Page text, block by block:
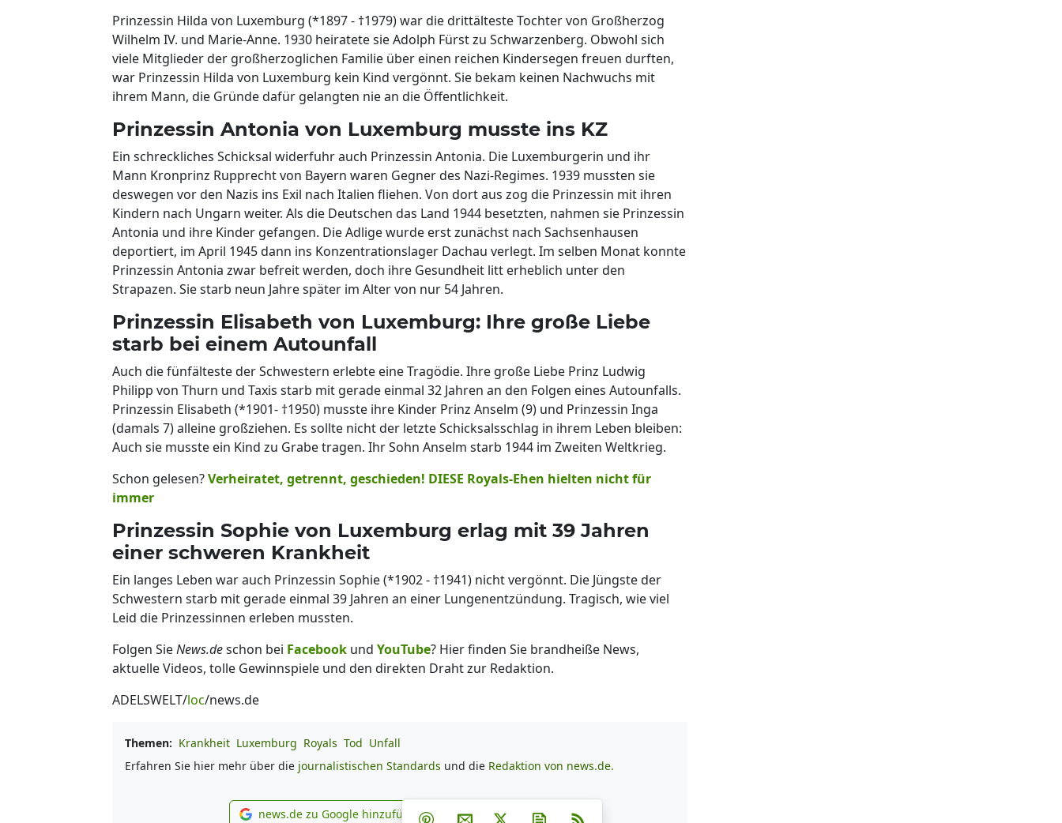
Prinzessin Hilda von Luxemburg (*1897 - †1979) war die drittälteste Tochter von Großherzog
Wilhelm IV. und Marie-Anne. 1930 heiratete sie Adolph Fürst zu Schwarzenberg. Obwohl sich
viele Mitglieder der großherzoglichen Familie über einen reichen Kindersegen freuen durften,
war Prinzessin Hilda von Luxemburg kein Kind vergönnt. Sie bekam keinen Nachwuchs mit
ihrem Mann, die Gründe dafür gelangten nie an die Öffentlichkeit.
Prinzessin Antonia von Luxemburg musste ins KZ
Ein schreckliches Schicksal widerfuhr auch Prinzessin Antonia. Die Luxemburgerin und ihr
Mann Kronprinz Rupprecht von Bayern waren Gegner des Nazi-Regimes. 1939 mussten sie
deswegen vor den Nazis ins Exil nach Italien fliehen. Von dort aus zog die Prinzessin mit ihren
Kindern nach Ungarn weiter. Als die Deutschen das Land 1944 besetzten, nahmen sie Prinzessin
Antonia und ihre Kinder gefangen. Die Adlige wurde erst zunächst nach Sachsenhausen
deportiert, im April 1945 dann ins Konzentrationslager Dachau verlegt. Im selben Monat konnte
Prinzessin Antonia zwar befreit werden, doch ihre Gesundheit litt erheblich unter den
Strapazen. Sie starb neun Jahre später im Alter von nur 54 Jahren.
Prinzessin Elisabeth von Luxemburg: Ihre große Liebe
starb bei einem Autounfall
Auch die fünfälteste der Schwestern erlebte eine Tragödie. Ihre große Liebe Prinz Ludwig
Philipp von Thurn und Taxis starb mit gerade einmal 32 Jahren an den Folgen eines Autounfalls.
Prinzessin Elisabeth (*1901- †1950) musste ihre Kinder Prinz Anselm (9) und Prinzessin Inga
(damals 7) alleine großziehen. Es sollte nicht der letzte Schicksalsschlag in ihrem Leben bleiben:
Auch sie musste ein Kind zu Grabe tragen. Ihr Sohn Anselm starb 1944 im Zweiten Weltkrieg.
Schon gelesen?Verheiratet, getrennt, geschieden! DIESE Royals-Ehen hielten nicht für
immer
Prinzessin Sophie von Luxemburg erlag mit 39 Jahren
einer schweren Krankheit
Ein langes Leben war auch Prinzessin Sophie (*1902 - †1941) nicht vergönnt. Die Jüngste der
Schwestern starb mit gerade einmal 39 Jahren an einer Lungenentzündung. Tragisch, wie viel
Leid die Prinzessinnen erleben mussten.
Folgen SieNews.deschon bei Facebook und YouTube? Hier finden Sie brandheiße News,
aktuelle Videos, tolle Gewinnspiele und den direkten Draht zur Redaktion.
ADELSWELT/loc/news.de
Themen: Krankheit Luxemburg Royals Tod Unfall
Erfahren Sie hier mehr über die journalistischen Standards und die Redaktion von news.de.
news.de zu Google hinzufügen Teilen auf Facebook
Teilen auf Whatsapp
Teilen auf Telegram
Teilen auf Pinterest
Per E-Mail teilen
Post auf XNewsletter abonnieren